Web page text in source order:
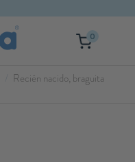
0
Recién nacido, braguita